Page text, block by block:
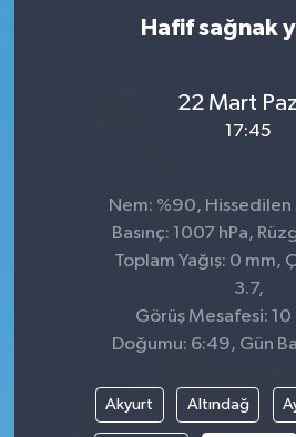
Hafif sağnak
22 Mart
17:45
Nem: %90, Hissedilen
Basınç: 1007 hPa,
Toplam Yağış: 0 mm,
3.7,
Görüş Mesafesi: 10
Doğumu: 6:49, Gün
Akyurt Altındağ